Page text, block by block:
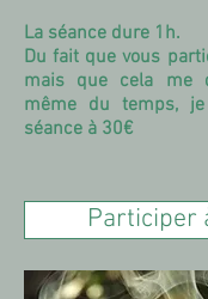
La séance dure 1h.
Du fait que vous
mais que cela me
même du temps,
séance à 30€
Participer